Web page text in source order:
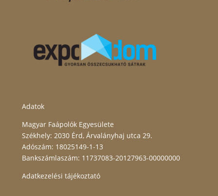
Adatok
Magyar Faápolók Egyesülete
Székhely: 2030 Érd, Árvalányhaj utca 29.
Adószám: 18025149-1-13
Bankszámlaszám: 11737083-20127963-00000000
Adatkezelési tájékoztató